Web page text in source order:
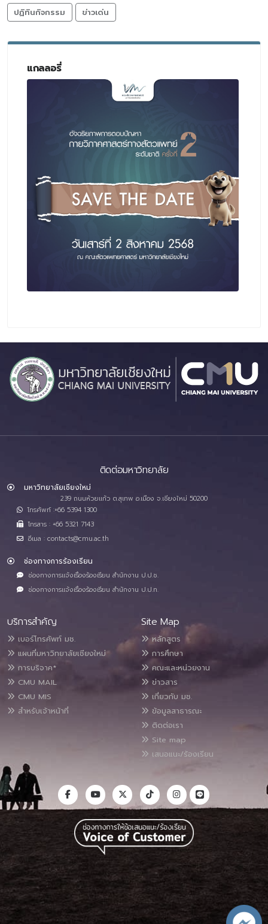
ปฏิทินกิจกรรม ข่าวเด่น
แกลลอรี่
ติดต่อมหาวิทยาลัย
มหาวิทยาลัยเชียงใหม่
239 ถนนห้วยแก้ว ต.สุเทพ อ.เมือง จ.เชียงใหม่ 50200
โทรศัพท์ :+66 5394 1300
โทรสาร : +66 5321 7143
อีเมล : contacts@cmu.ac.th
ช่องทางการร้องเรียน
ช่องทางการแจ้งเรื่องร้องเรียน สำนักงาน ป.ป.ช.
ช่องทางการแจ้งเรื่องร้องเรียน สำนักงาน ป.ป.ท.
บริการสำคัญ
เบอร์โทรศัพท์ มช.
แผนที่มหาวิทยาลัยเชียงใหม่
การบริจาค*
CMU MAIL
CMU MIS
สำหรับเจ้าหน้าที่
Site Map
หลักสูตร
การศึกษา
คณะและหน่วยงาน
ข่าวสาร
เกี่ยวกับ มช.
ข้อมูลสาธารณะ
ติดต่อเรา
Site map
เสนอแนะ/ร้องเรียน